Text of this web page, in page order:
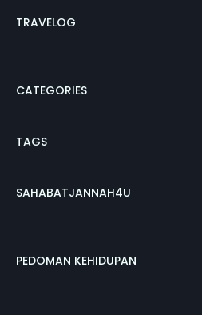
TRAVELOG
CATEGORIES
TAGS
SAHABATJANNAH4U
PEDOMAN KEHIDUPAN